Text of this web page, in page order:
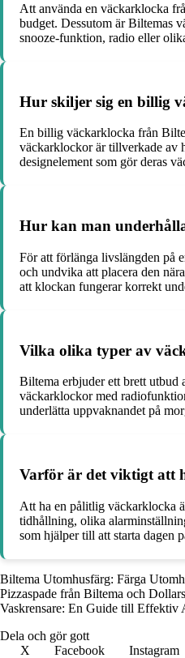
Att använda en väckarklocka
budget. Dessutom är Biltemas
snooze-funktion, radio eller
Hur skiljer sig en billig
En billig väckarklocka från
väckarklockor är tillverkade av
designelement som gör deras
Hur kan man
För att förlänga livslängden på
och undvika att placera den
att klockan fungerar korrekt
Vilka olika typer av
Biltema erbjuder ett brett utbud
väckarklockor med
underlätta uppvaknandet på
Varför är det viktigt att
Att ha en pålitlig väckarklocka
tidhållning, olika
som hjälper till att starta dagen
Biltema Utomhusfärg: Färga
Pizzaspade från Biltema och
Vaskrensare: En Guide till Effektiv
Dela och gör gott
X
Facebook Instagram